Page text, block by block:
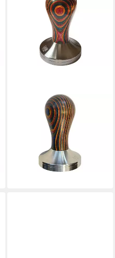
SCARLET ESPRESSO
Küchenmaschinen Zubehör-
Set, scarlet espresso Tamper
»classic colorato« Espresso-
Stempel Edelolz
ab 29,99 €
lieferbar - in 3-4 Werktagen bei dir